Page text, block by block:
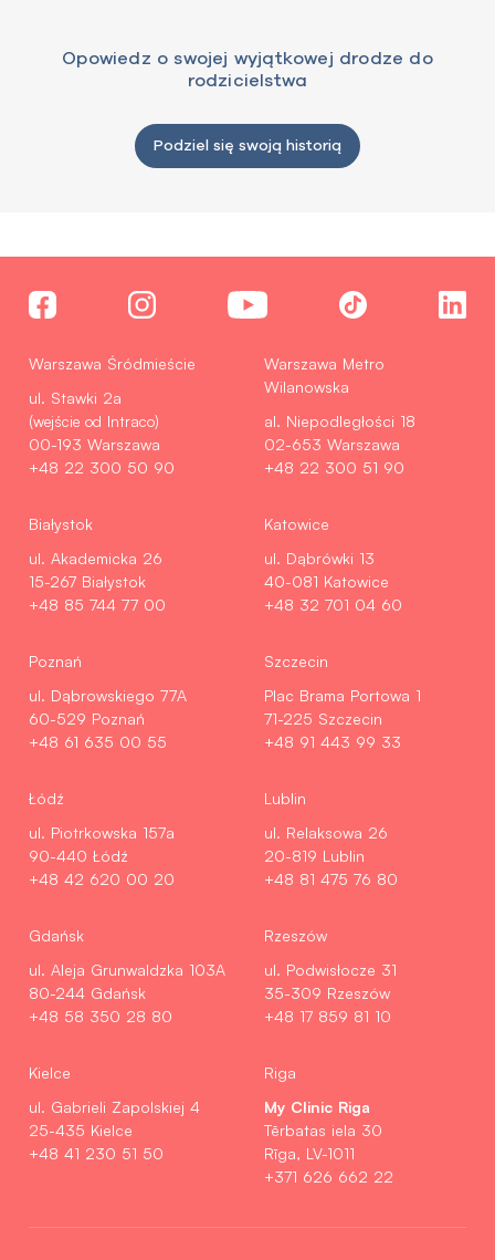
Opowiedz o swojej wyjątkowej drodze do
rodzicielstwa
Podziel się swoją historią
Warszawa Śródmieście
ul. Stawki 2a
(wejście od Intraco)
00-193 Warszawa
+48 22 300 50 90
Warszawa Metro
Wilanowska
al. Niepodległości 18
02-653 Warszawa
+48 22 300 51 90
Białystok
ul. Akademicka 26
15-267 Białystok
+48 85 744 77 00
Katowice
ul. Dąbrówki 13
40-081 Katowice
+48 32 701 04 60
Poznań
ul. Dąbrowskiego 77A
60-529 Poznań
+48 61 635 00 55
Szczecin
Plac Brama Portowa 1
71-225 Szczecin
+48 91 443 99 33
Łódź
ul. Piotrkowska 157a
90-440 Łódź
+48 42 620 00 20
Lublin
ul. Relaksowa 26
20-819 Lublin
+48 81 475 76 80
Gdańsk
ul. Aleja Grunwaldzka 103A
80-244 Gdańsk
+48 58 350 28 80
Rzeszów
ul. Podwisłocze 31
35-309 Rzeszów
+48 17 859 81 10
Kielce
ul. Gabrieli Zapolskiej 4
25-435 Kielce
+48 41 230 51 50
Riga
My Clinic Riga
Tērbatas iela 30
Rīga, LV-1011
+371 626 662 22